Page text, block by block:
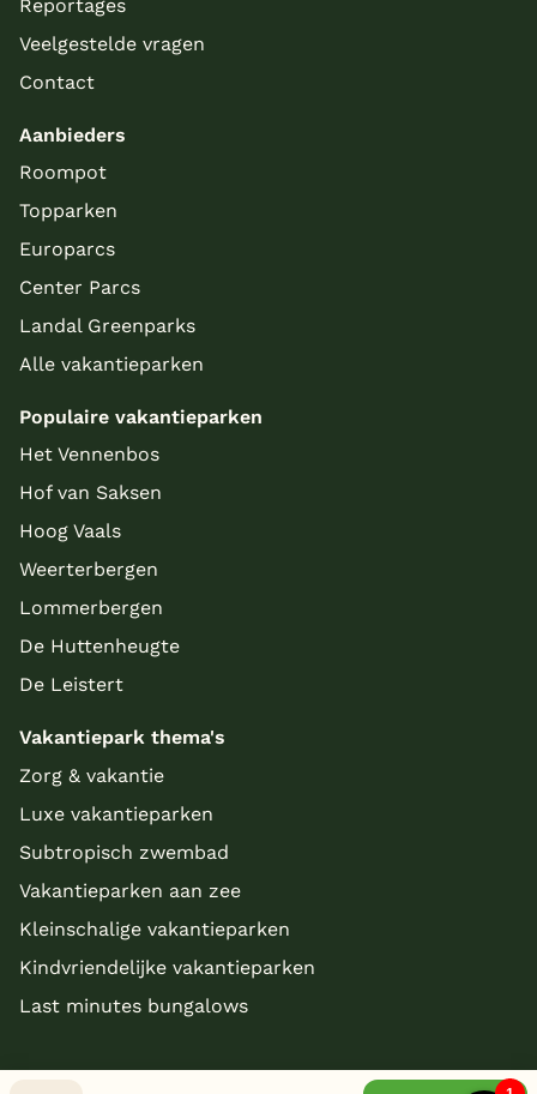
Reportages
Veelgestelde vragen
Contact
Aanbieders
Roompot
Topparken
Europarcs
Center Parcs
Landal Greenparks
Alle vakantieparken
Populaire vakantieparken
Het Vennenbos
Hof van Saksen
Hoog Vaals
Weerterbergen
Lommerbergen
De Huttenheugte
De Leistert
Vakantiepark thema's
Zorg & vakantie
Luxe vakantieparken
Subtropisch zwembad
Vakantieparken aan zee
Kleinschalige vakantieparken
Kindvriendelijke vakantieparken
Last minutes bungalows